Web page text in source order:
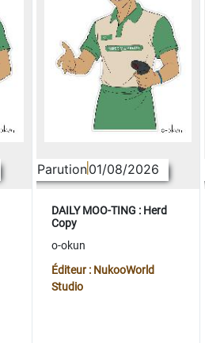
Parution01/08/2026
DAILY MOO-TING : Herd
Copy
o-okun
Éditeur : NukooWorld
Studio